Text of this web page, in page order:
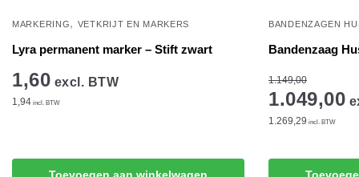
MARKERING, VETKRIJT EN MARKERS
Lyra permanent marker – Stift zwart
1,60 excl. BTW
1,94 incl. BTW
BANDENZAGEN
Bandenzaag
1.149,00
1.049,00
1.269,29 incl. BTW